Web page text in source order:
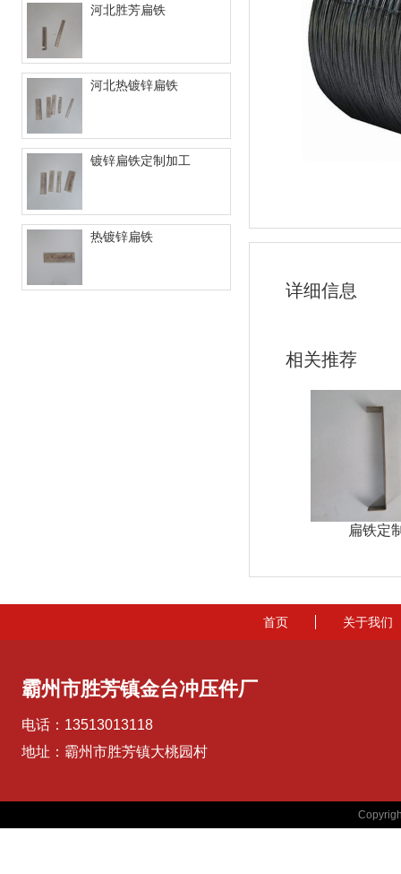
河北胜芳扁铁
河北热镀锌扁铁
镀锌扁铁定制加工
热镀锌扁铁
详细信息
相关推荐
扁铁定
首页 关于我们
霸州市胜芳镇金台冲压件厂
电话：13513013118
地址：霸州市胜芳镇大桃园村